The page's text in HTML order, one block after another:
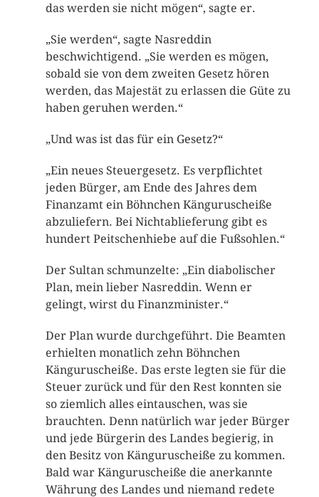
das werden sie nicht mögen“, sagte er.
„Sie werden“, sagte Nasreddin
beschwichtigend. „Sie werden es mögen,
sobald sie von dem zweiten Gesetz hören
werden, das Majestät zu erlassen die Güte zu
haben geruhen werden.“
„Und was ist das für ein Gesetz?“
„Ein neues Steuergesetz. Es verpflichtet
jeden Bürger, am Ende des Jahres dem
Finanzamt ein Böhnchen Känguruscheiße
abzuliefern. Bei Nichtablieferung gibt es
hundert Peitschenhiebe auf die Fußsohlen.“
Der Sultan schmunzelte: „Ein diabolischer
Plan, mein lieber Nasreddin. Wenn er
gelingt, wirst du Finanzminister.“
Der Plan wurde durchgeführt. Die Beamten
erhielten monatlich zehn Böhnchen
Känguruscheiße. Das erste legten sie für die
Steuer zurück und für den Rest konnten sie
so ziemlich alles eintauschen, was sie
brauchten. Denn natürlich war jeder Bürger
und jede Bürgerin des Landes begierig, in
den Besitz von Känguruscheiße zu kommen.
Bald war Känguruscheiße die anerkannte
Währung des Landes und niemand redete